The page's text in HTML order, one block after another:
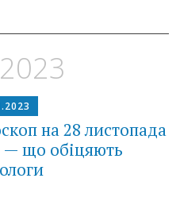
на 28 листопада
— що обіцяють